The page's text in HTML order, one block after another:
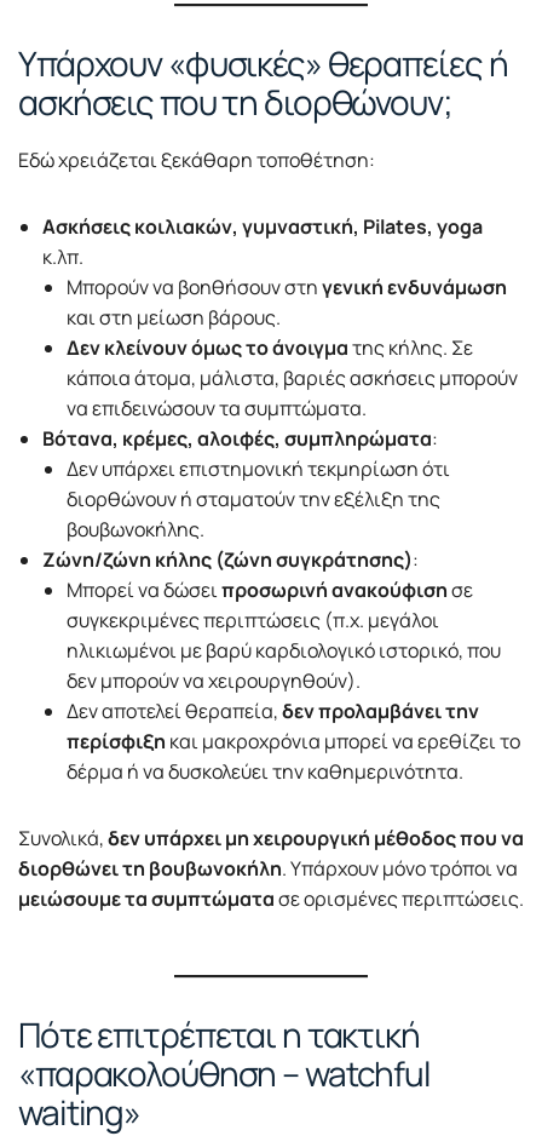
Υπάρχουν «φυσικές» θεραπείες ή
ασκήσεις που τη διορθώνουν;
Εδώ χρειάζεται ξεκάθαρη τοποθέτηση:
Ασκήσεις κοιλιακών, γυμναστική, Pilates, yoga
κ.λπ.
Μπορούν να βοηθήσουν στηγενική ενδυνάμωση
και στη μείωση βάρους.
Δεν κλείνουν όμως το άνοιγματης κήλης. Σε
κάποια άτομα, μάλιστα, βαριές ασκήσεις μπορούν
να επιδεινώσουν τα συμπτώματα.
Βότανα, κρέμες, αλοιφές, συμπληρώματα:
Δεν υπάρχει επιστημονική τεκμηρίωση ότι
διορθώνουν ή σταματούν την εξέλιξη της
βουβωνοκήλης.
Ζώνη/ζώνη κήλης (ζώνη συγκράτησης):
Μπορεί να δώσειπροσωρινή ανακούφισησε
συγκεκριμένες περιπτώσεις (π.χ. μεγάλοι
ηλικιωμένοι με βαρύ καρδιολογικό ιστορικό, που
δεν μπορούν να χειρουργηθούν).
Δεν αποτελεί θεραπεία,δεν προλαμβάνει την
περίσφιξη και μακροχρόνια μπορεί να ερεθίζει το
δέρμα ή να δυσκολεύει την καθημερινότητα.
Συνολικά,δεν υπάρχει μη χειρουργική μέθοδος που να
διορθώνει τη βουβωνοκήλη. Υπάρχουν μόνο τρόποι να
μειώσουμε τα συμπτώματασε ορισμένες περιπτώσεις.
Πότε επιτρέπεται η τακτική
«παρακολούθηση – watchful
waiting»